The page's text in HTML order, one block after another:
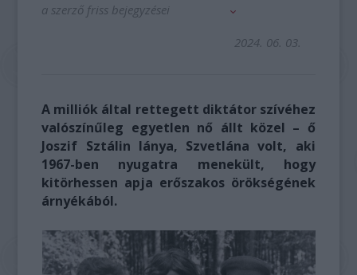
a szerző friss bejegyzései
2024. 06. 03.
A milliók által rettegett diktátor szívéhez
valószínűleg egyetlen nő állt közel – ő
Joszif Sztálin lánya, Szvetlána volt, aki
1967-ben nyugatra menekült, hogy
kitörhessen apja erőszakos örökségének
árnyékából.